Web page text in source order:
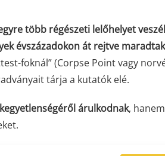
több régészeti lelőhelyet
évszázadokon át rejtve maradtak
foknál” (Corpse Point vagy
tárja a kutatók elé.
árulkodnak,